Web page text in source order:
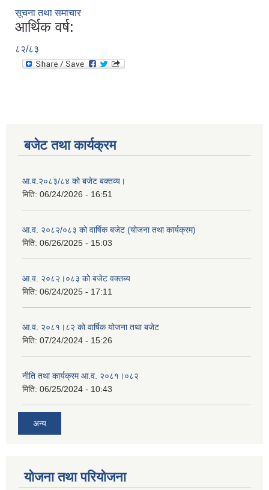
सूचना तथा समाचार
आर्थिक वर्ष:
८२/८३
बजेट तथा कार्यक्रम
आ.व.२०८३/८४ को बजेट बक्तव्य।
मिति: 06/24/2026 - 16:51
आ.व. २०८२/०८३ को वार्षिक बजेट (योजना तथा कार्यक्रम)
मिति: 06/26/2025 - 15:03
आ.व. २०८२।०८३ को बजेट वक्तब्य
मिति: 06/24/2025 - 17:11
आ.व. २०८१।८२ को वार्षिक योजना तथा बजेट
मिति: 07/24/2024 - 15:26
नीति तथा कार्यक्रम आ.व. २०८१।०८२
मिति: 06/25/2024 - 10:43
अन्य
योजना तथा परियोजना